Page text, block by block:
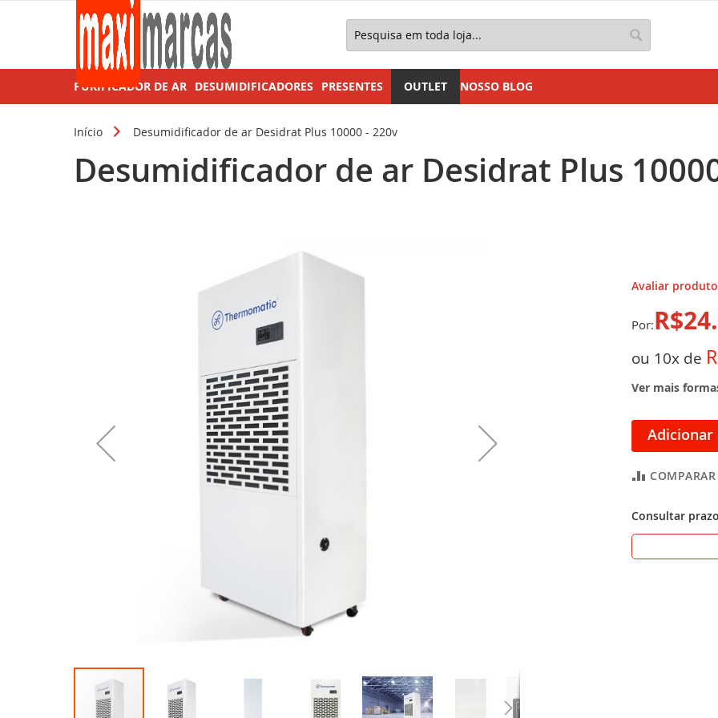
Pesquisa Pesquisa
PURIFICADOR DE AR DESUMIDIFICADORES PRESENTES OUTLET NOSSO BLOG
Início Desumidificador de ar Desidrat Plus 10000 - 220v
Desumidificador de ar Desidrat Plus
Avaliar produto
ou 10x de
Ver mais
Adicionar
Consultar